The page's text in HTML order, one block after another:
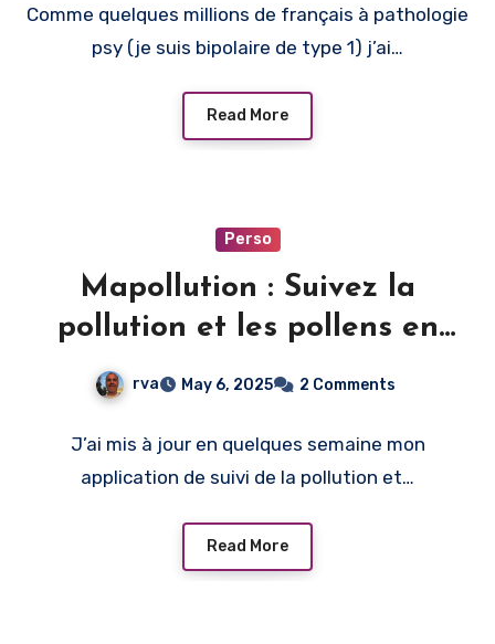
Comme quelques millions de français à pathologie
psy (je suis bipolaire de type 1) j’ai…
Read More
Perso
Mapollution : Suivez la
pollution et les pollens en
Europe gratuitement
rva May 6, 2025 2 Comments
J’ai mis à jour en quelques semaine mon
application de suivi de la pollution et…
Read More